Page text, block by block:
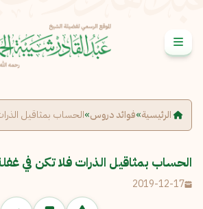
الرئيسية»فوائد دروس»الحساب بمثاقيل
الحساب بمثاقيل الذرات فلا تكن في
2019-12-17
الإبلاغ عن مشكلة
الرسالة